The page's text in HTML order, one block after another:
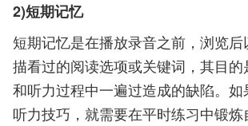
2)短期记忆
短期记忆是在播放录音之前，浏览
描看过的阅读选项或关键词，其目
和听力过程中一遍过造成的缺陷。如
听力技巧，就需要在平时练习中锻